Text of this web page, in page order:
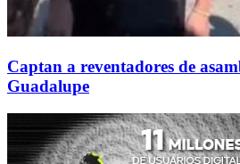
Captan a reventadores de
Guadalupe